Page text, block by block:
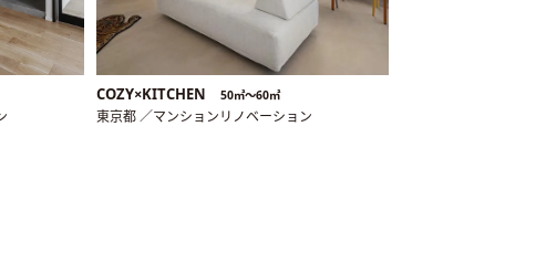
COZY×KITCHEN 50㎡〜60㎡
東京都 ／マンションリノベーション